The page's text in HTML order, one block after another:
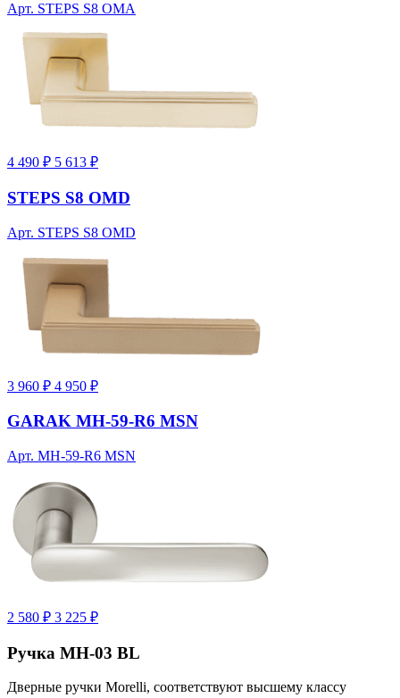
Арт. STEPS S8 OMA
4 490 ₽ 5 613 ₽
STEPS S8 OMD
Арт. STEPS S8 OMD
3 960 ₽ 4 950 ₽
GARAK MH-59-R6 MSN
Арт. MH-59-R6 MSN
2 580 ₽ 3 225 ₽
Ручка MH-03 BL
Дверные ручки Morelli, соответствуют высшему классу